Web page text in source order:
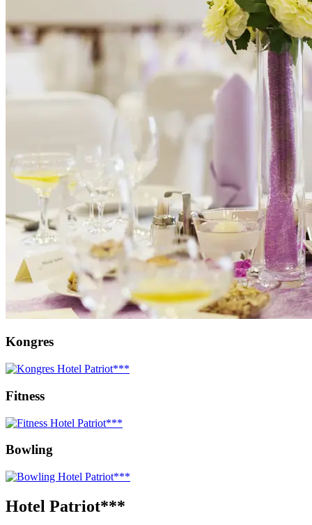
Kongres
Fitness
Bowling
Hotel Patriot***